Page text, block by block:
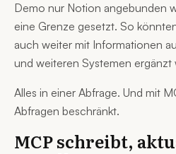
Demo nur Notion angebunden
eine Grenze gesetzt. So
auch weiter mit Informationen
und weiteren Systemen ergänzt
Alles in einer Abfrage. Und mit
Abfragen beschränkt.
MCP schreibt,